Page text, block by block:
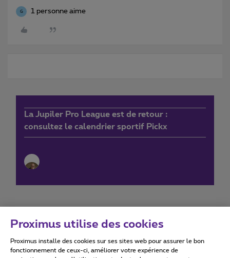
G 1 personne aime
La Jupiler Pro League est de retour :
consultez le calendrier sportif Pickx
Conditions d'utilisation Accessibility statement
Proximus utilise des cookies
Proximus installe des cookies sur ses sites web pour assurer le bon
fonctionnement de ceux-ci, améliorer votre expérience de